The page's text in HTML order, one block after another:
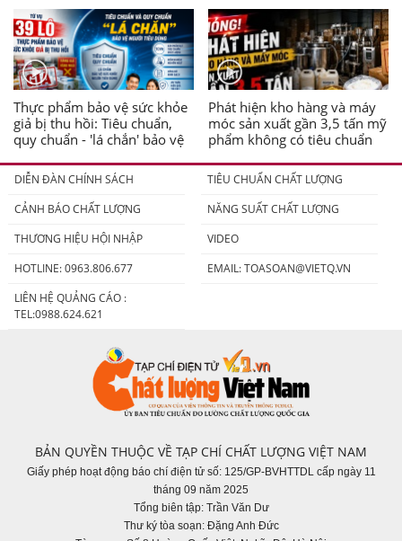
Thực phẩm bảo vệ sức khỏe
giả bị thu hồi: Tiêu chuẩn,
quy chuẩn - 'lá chắn' bảo vệ
Phát hiện kho hàng và máy
móc sản xuất gần 3,5 tấn mỹ
phẩm không có tiêu chuẩn
DIỄN ĐÀN CHÍNH SÁCH
TIÊU CHUẨN CHẤT LƯỢNG
CẢNH BÁO CHẤT LƯỢNG
NĂNG SUẤT CHẤT LƯỢNG
THƯƠNG HIỆU HỘI NHẬP
VIDEO
HOTLINE: 0963.806.677
EMAIL:TOASOAN@VIETQ.VN
LIÊN HỆ QUẢNG CÁO :
TEL:0988.624.621
BẢN QUYỀN THUỘC VỀ TẠP CHÍ CHẤT LƯỢNG VIỆT NAM
Giấy phép hoạt động báo chí điện tử số: 125/GP-BVHTTDL cấp ngày 11
tháng 09 năm 2025
Tổng biên tập: Trần Văn Dư
Thư ký tòa soạn: Đặng Anh Đức